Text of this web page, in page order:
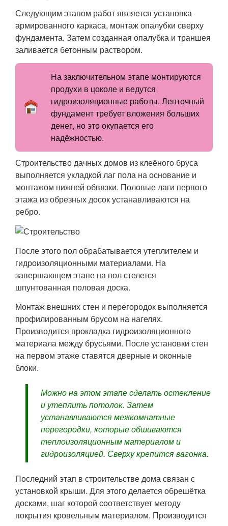
Следующим этапом работ является установка
армированного каркаса, монтаж опалубки сверху
фундамента. Затем созданная опалубка и траншея
заливается бетонным раствором.
На заключительном этапе монтируются
продухи в цоколе и ведутся
гидроизоляционные работы. Ленточный
фундамент требует вложения больших
денег, но это окупается его
надёжностью.
Строительство дачных домов из клеёного бруса
выполняется укладкой лаг пола на основание и
монтажом нижней обвязки. Половые лаги первого
этажа из обрезных досок устанавливаются на
ребро.
После этого пол обрабатывается утеплителем и
гидроизоляционными материалами. На
завершающем этапе на пол стелется
шпунтованная половая доска.
Монтаж внешних стен и перегородок выполняется
профилированным брусом на нагелях.
Производится прокладка гидроизоляционного
материала между брусьями. После установки стен
на первом этаже ставятся дверные и оконные
блоки.
Можно на этом этапе сделать остекление
и утеплить потолок. Затем
устанавливаются межкомнатные
перегородки, которые обшиваются
теплоизоляционным материалом и
гидроизоляцией. Сверху крепится вагонка.
Последний этап в строительстве дома связан с
установкой крыши. Для этого делается обрешётка
досками, шаг которой соответствует методу
покрытия кровельным материалом. Производится